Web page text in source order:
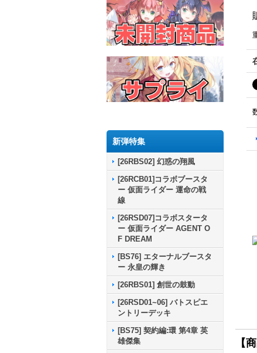
新弾特集
[26RBS02] 幻惑の翔風
[26RCB01]コラボブースタ
ー 仮面ライダー 運命の戦
線
[26RSD07]コラボスタータ
ー 仮面ライダー AGENT O
F DREAM
[BS76] エターナルブースタ
ー 永皇の輝き
[26RBS01] 創世の鼓動
[26RSD01~06] バトスピエ
ントリーデッキ
[BS75] 契約編:環 第4章 英
雄傑集
【